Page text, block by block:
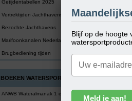
00:07
07:29
19:55
Do 03
Getijdentabellen 2025
Vertrektijden Jachthavens
Bezochte Jachthavens
Marifoonkanalen Nederland
Brugbediening tijden
BOEKEN WATERSPORT
ANWB Wateralmanak 1 en 2
Blijf op de hoogte